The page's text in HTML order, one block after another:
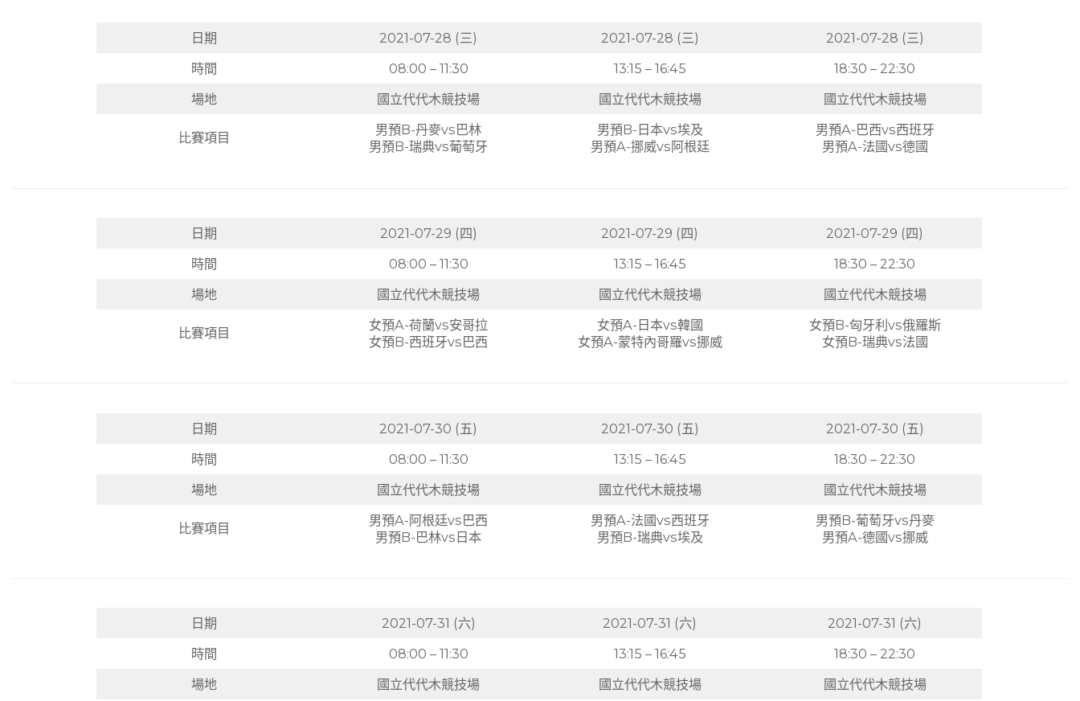
日期 2021-07-28 (三) 2021-07-28 (三)
2021-07-28 (三)
時間
08:00 – 11:30 13:15 – 16:45
18:30 – 22:30
場地
國立代代木競技場 國立代代木競技場 國立代代木競技場
比賽項目
男預B-丹麥vs巴林
男預B-瑞典vs葡萄牙
男預B-日本vs埃及
男預A-挪威vs阿根廷
男預A-巴西vs西班牙
男預A-法國vs德國
日期 2021-07-29 (四) 2021-07-29 (四)
2021-07-29 (四)
時間
08:00 – 11:30 13:15 – 16:45
18:30 – 22:30
場地
國立代代木競技場 國立代代木競技場 國立代代木競技場
比賽項目
女預A-荷蘭vs安哥拉
女預B-西班牙vs巴西
女預A-日本vs韓國
女預A-蒙特內哥羅vs挪威
女預B-匈牙利vs俄羅斯
女預B-瑞典vs法國
日期 2021-07-30 (五) 2021-07-30 (五)
2021-07-30 (五)
時間
08:00 – 11:30 13:15 – 16:45
18:30 – 22:30
場地
國立代代木競技場 國立代代木競技場 國立代代木競技場
比賽項目
男預A-阿根廷vs巴西
男預B-巴林vs日本
男預A-法國vs西班牙
男預B-瑞典vs埃及
男預B-葡萄牙vs丹麥
男預A-德國vs挪威
日期 2021-07-31 (六) 2021-07-31 (六)
2021-07-31 (六)
時間
08:00 – 11:30 13:15 – 16:45
18:30 – 22:30
場地
國立代代木競技場 國立代代木競技場 國立代代木競技場